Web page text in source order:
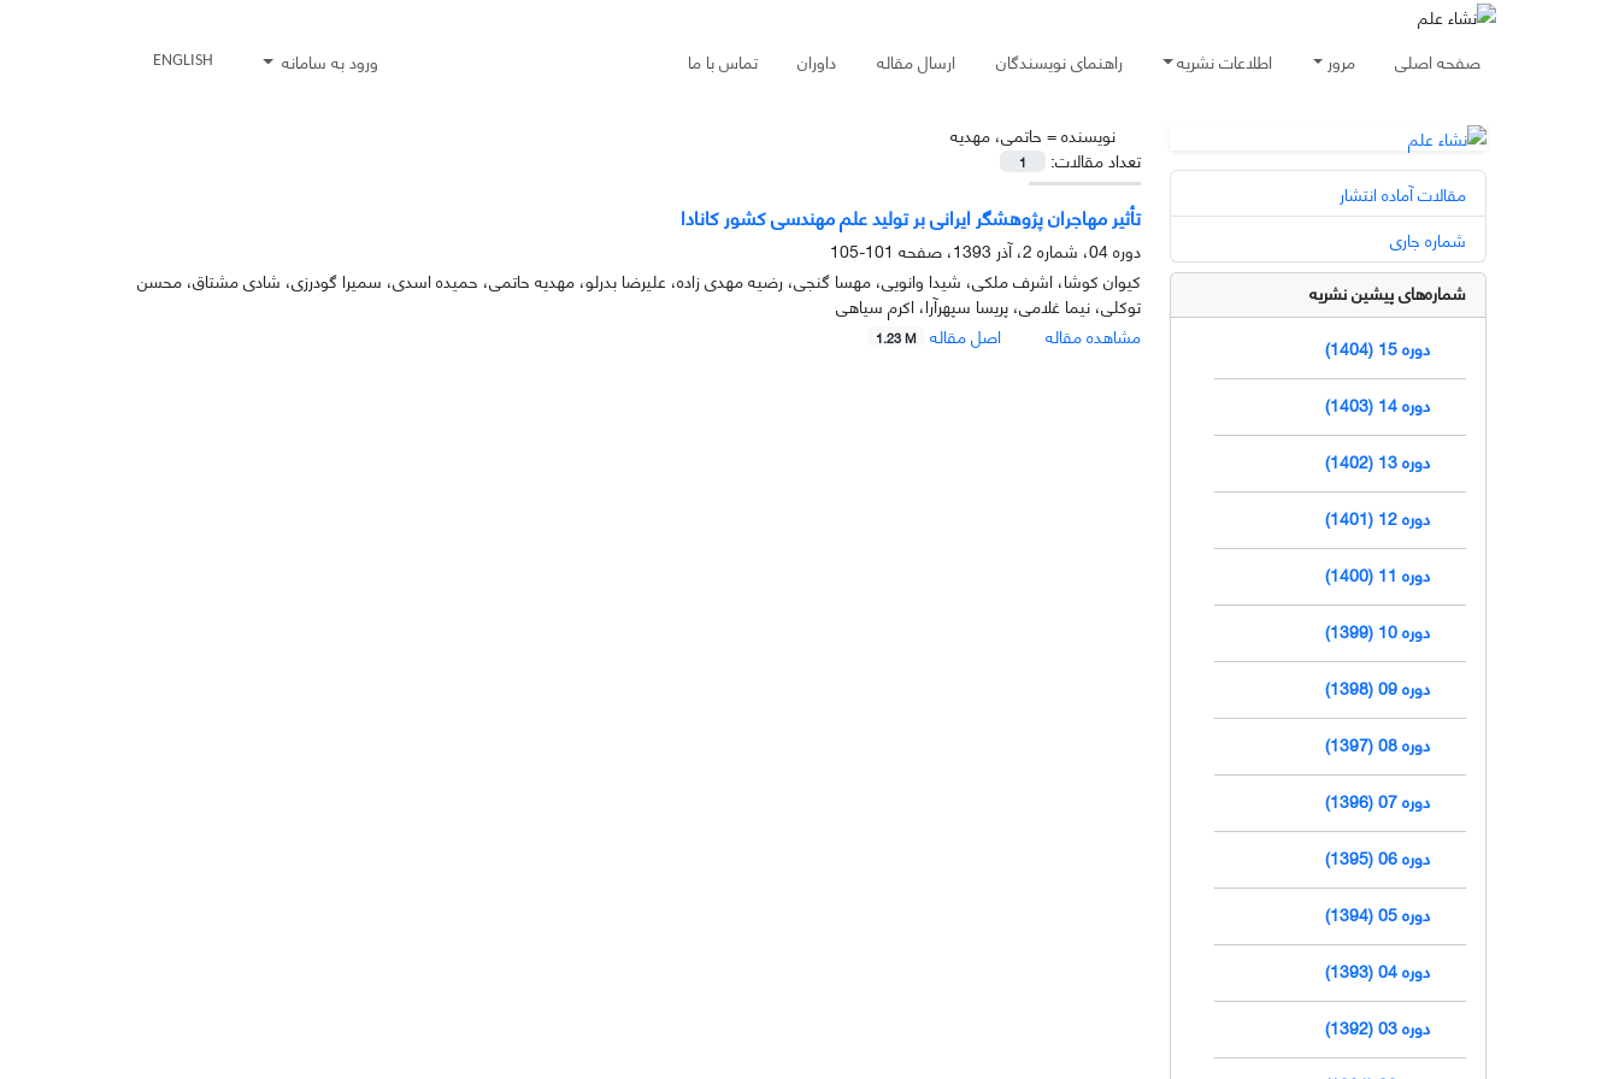
صفحه اصلی مرور اطلاعات نشریه راهنمای نویسندگان ارسال مقاله داوران تماس با ما ورود به سامانه ENGLISH
نویسنده = حاتمی، مهدیه
تعداد مقالات:
1
تأثیر مهاجران پژوهشگر ایرانی بر تولید علم مهندسی کشور کانادا
دوره 04، شماره 2، آذر 1393، صفحه
101-105
کیوان کوشا، اشرف ملکی، شیدا وانویی، مهسا گنجی، رضیه مهدی زاده، علیرضا بدرلو، مهدیه حاتمی، حمیده اسدی، سمیرا گودرزی، شادی مشتاق، محسن
توکلی، نیما غلامی، پریسا سپهرآرا، اکرم سیاهی
مشاهده مقاله
اصل مقاله 1.23 M
مقالات آماده انتشار
شماره جاری
شماره‌های پیشین نشریه
دوره 15 (1404)
دوره 14 (1403)
دوره 13 (1402)
دوره 12 (1401)
دوره 11 (1400)
دوره 10 (1399)
دوره 09 (1398)
دوره 08 (1397)
دوره 07 (1396)
دوره 06 (1395)
دوره 05 (1394)
دوره 04 (1393)
دوره 03 (1392)